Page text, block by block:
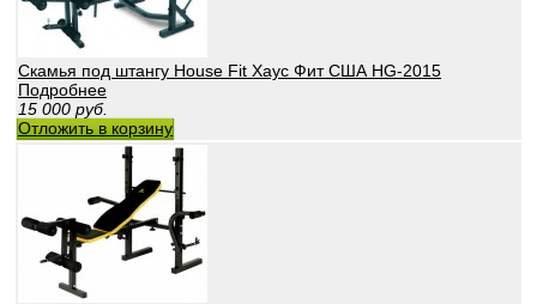
Скамья под штангу House Fit Хаус Фит США HG-2015
Подробнее
15 000 руб.
Отложить в корзину